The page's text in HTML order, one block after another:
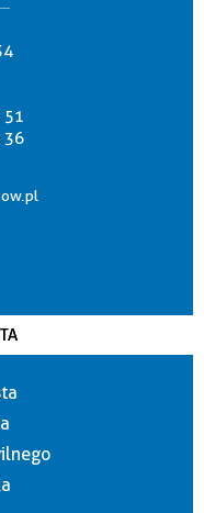
51
36